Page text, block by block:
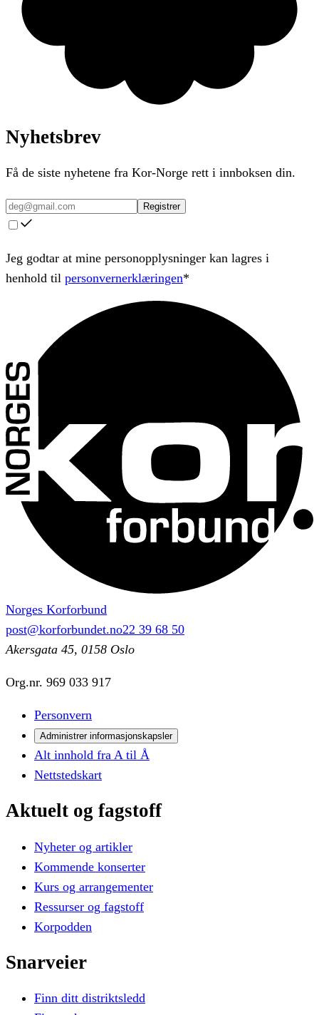
Nyhetsbrev
Få de siste nyhetene fra Kor-Norge rett i innboksen din.
Registrer
Jeg godtar at mine personopplysninger kan lagres i
henhold til personvernerklæringen*
Norges Korforbund
post@korforbundet.no22 39 68 50
Akersgata 45, 0158 Oslo
Org.nr. 969 033 917
Personvern
Administrer informasjonskapsler
Alt innhold fra A til Å
Nettstedskart
Aktuelt og fagstoff
Nyheter og artikler
Kommende konserter
Kurs og arrangementer
Ressurser og fagstoff
Korpodden
Snarveier
Finn ditt distriktsledd